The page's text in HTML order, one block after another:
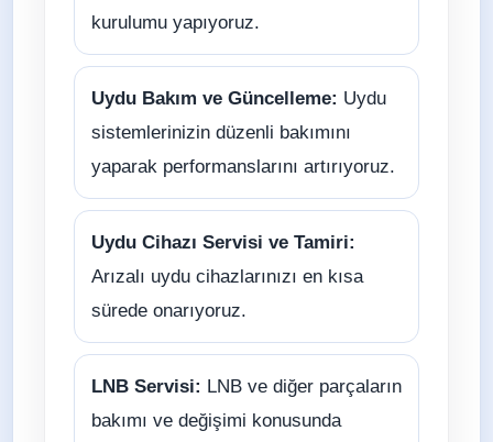
kurulumu yapıyoruz.
Uydu Bakım ve Güncelleme: Uydu
sistemlerinizin düzenli bakımını
yaparak performanslarını artırıyoruz.
Uydu Cihazı Servisi ve Tamiri:
Arızalı uydu cihazlarınızı en kısa
sürede onarıyoruz.
LNB Servisi: LNB ve diğer parçaların
bakımı ve değişimi konusunda